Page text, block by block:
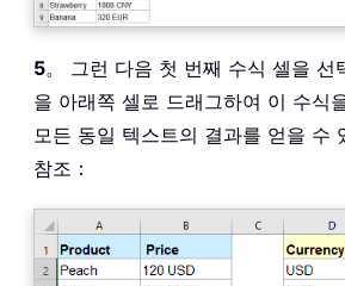
5。 그런 다음 첫 번째 수식 셀을 선
을 아래쪽 셀로 드래그하여 이 수식
모든 동일 텍스트의 결과를 얻을 수
참조：